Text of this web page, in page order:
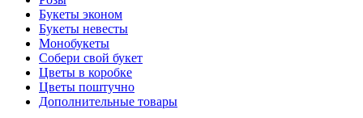
Букеты эконом
Букеты невесты
Монобукеты
Собери свой букет
Цветы в коробке
Цветы поштучно
Дополнительные товары